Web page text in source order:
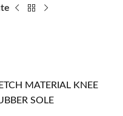
MATERIAL KNEE
SOLE